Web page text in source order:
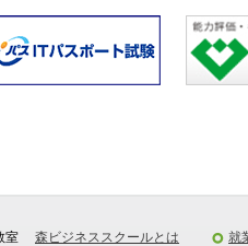
室
森ビジネススクールとは
就